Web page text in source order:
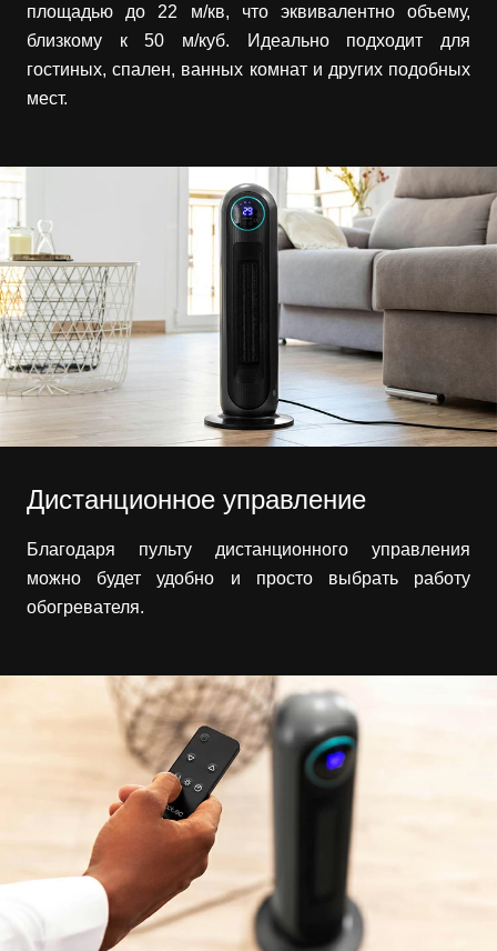
площадью до 22 м/кв, что эквивалентно объему,
близкому к 50 м/куб. Идеально подходит для
гостиных, спален, ванных комнат и других подобных
мест.
Дистанционное управление
Благодаря пульту дистанционного управления
можно будет удобно и просто выбрать работу
обогревателя.